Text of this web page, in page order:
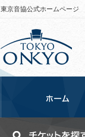
東京音協公式ホームページ